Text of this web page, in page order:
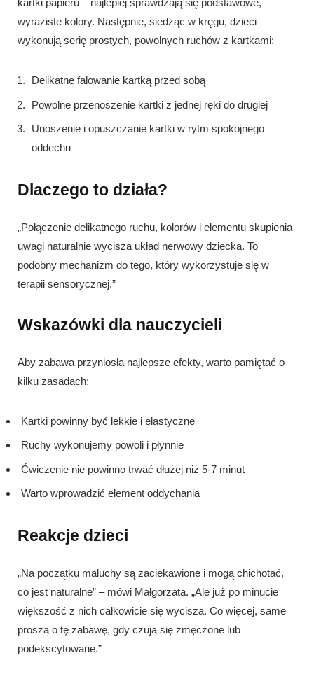
kartki papieru – najlepiej sprawdzają się podstawowe,
wyraziste kolory. Następnie, siedząc w kręgu, dzieci
wykonują serię prostych, powolnych ruchów z kartkami:
Delikatne falowanie kartką przed sobą
Powolne przenoszenie kartki z jednej ręki do drugiej
Unoszenie i opuszczanie kartki w rytm spokojnego
oddechu
Dlaczego to działa?
„Połączenie delikatnego ruchu, kolorów i elementu skupienia
uwagi naturalnie wycisza układ nerwowy dziecka. To
podobny mechanizm do tego, który wykorzystuje się w
terapii sensorycznej.”
Wskazówki dla nauczycieli
Aby zabawa przyniosła najlepsze efekty, warto pamiętać o
kilku zasadach:
Kartki powinny być lekkie i elastyczne
Ruchy wykonujemy powoli i płynnie
Ćwiczenie nie powinno trwać dłużej niż 5-7 minut
Warto wprowadzić element oddychania
Reakcje dzieci
„Na początku maluchy są zaciekawione i mogą chichotać,
co jest naturalne” – mówi Małgorzata. „Ale już po minucie
większość z nich całkowicie się wycisza. Co więcej, same
proszą o tę zabawę, gdy czują się zmęczone lub
podekscytowane.”